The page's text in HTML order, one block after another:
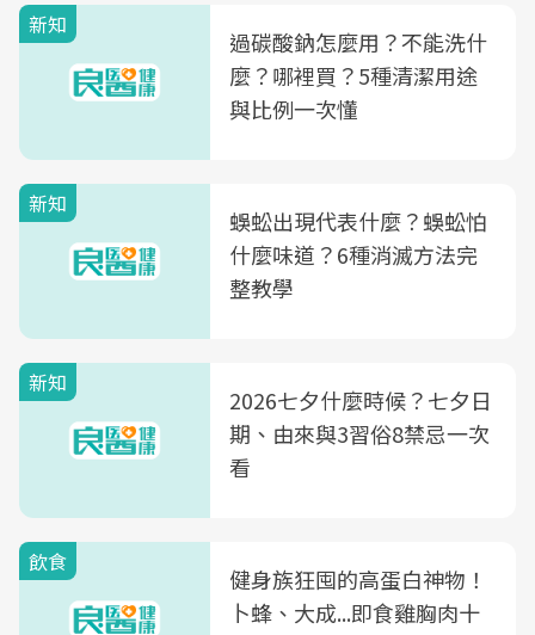
新知
過碳酸鈉怎麼用？不能洗什
麼？哪裡買？5種清潔用途
與比例一次懂
新知
蜈蚣出現代表什麼？蜈蚣怕
什麼味道？6種消滅方法完
整教學
新知
2026七夕什麼時候？七夕日
期、由來與3習俗8禁忌一次
看
飲食
健身族狂囤的高蛋白神物！
卜蜂、大成...即食雞胸肉十